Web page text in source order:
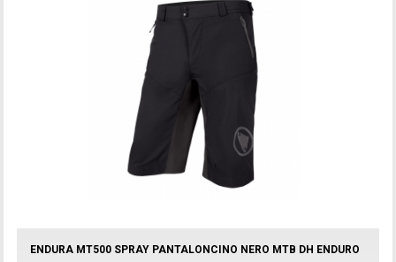
ENDURA MT500 SPRAY PANTALONCINO NERO MTB DH ENDURO